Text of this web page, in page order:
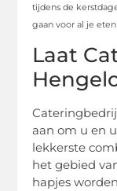
tijdens de
gaan voor al je
Laat
aan om u en
lekkerste
het gebied
hapjes